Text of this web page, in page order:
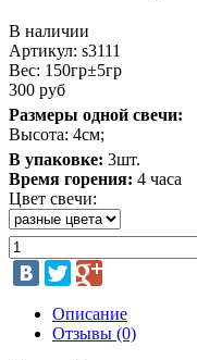
В наличии
Артикул: s3111
Вес: 150гр±5гр
300 руб
Размеры одной свечи:
Высота: 4см;
В упаковке: 3шт.
Время горения: 4 часа
Цвет свечи:
Описание
Отзывы (0)